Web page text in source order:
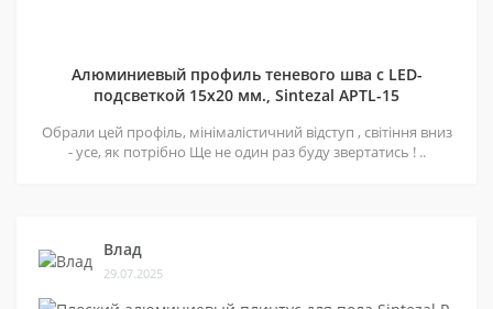
Алюминиевый профиль теневого шва c LED-
подсветкой 15х20 мм., Sintezal APTL-15
Обрали цей профіль, мінімалістичний відступ , світіння вниз
- усе, як потрібно Ще не один раз буду звертатись ! ..
Влад
29.07.2025